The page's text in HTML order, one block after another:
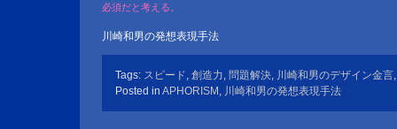
必須だと考える。
川崎和男の発想表現手法
Tags: スピード 創造力 問題解決 川崎和男のデザイン金言
Posted in APHORISM 川崎和男の発想表現手法